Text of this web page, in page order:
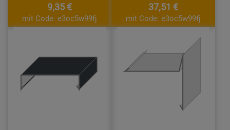
9,35 €
mit Code: e3oc5w99fj
37,51 €
mit Code: e3oc5w99fj